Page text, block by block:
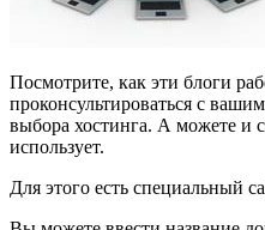
Посмотрите, как эти блоги
проконсультироваться с
выбора хостинга. А можете и
использует.
Для этого есть специальный